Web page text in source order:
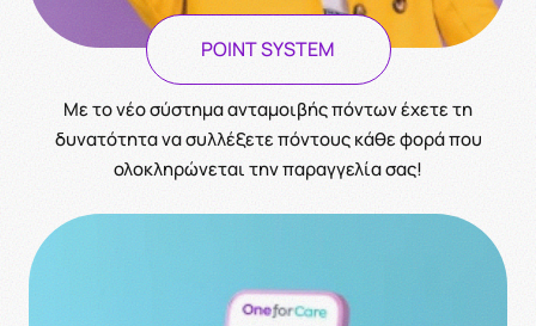
POINT SYSTEM
Με το νέο σύστημα ανταμοιβής πόντων έχετε τη
δυνατότητα να συλλέξετε πόντους κάθε φορά που
ολοκληρώνεται την παραγγελία σας!